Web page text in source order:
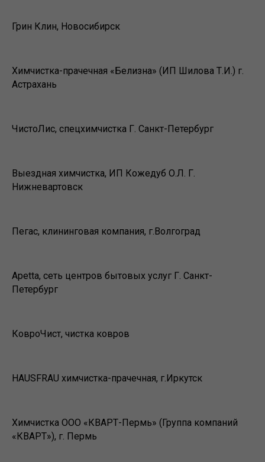
Грин Клин, Новосибирск
Химчистка-прачечная «Белизна» (ИП Шилова Т.И.) г.
Астрахань
ЧистоЛис, спецхимчистка Г. Санкт-Петербург
Выездная химчистка, ИП Кожедуб О.Л. Г.
Нижневартовск
Пегас, клининговая компания, г.Волгоград
Apetta, сеть центров бытовых услуг Г. Санкт-
Петербург
КовроЧист, чистка ковров
HAUSFRAU химчистка-прачечная, г.Иркутск
Химчистка ООО «КВАРТ-Пермь» (Группа компаний
«КВАРТ»), г. Пермь